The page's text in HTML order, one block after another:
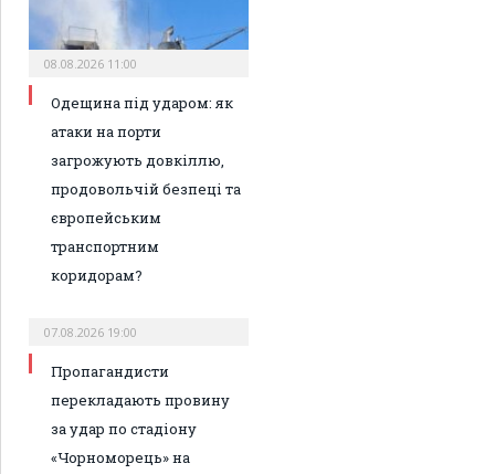
08.08.2026 11:00
Одещина під ударом: як
атаки на порти
загрожують довкіллю,
продовольчій безпеці та
європейським
транспортним
коридорам?
07.08.2026 19:00
Пропагандисти
перекладають провину
за удар по стадіону
«Чорноморець» на